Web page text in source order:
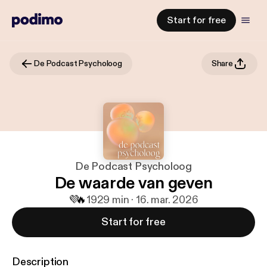
Start for free
De Podcast Psycholoog Share
De Podcast Psycholoog
De waarde van geven
💜🔥1929 min · 16. mar. 2026
Start for free
Description